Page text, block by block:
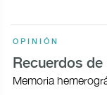
OPINIÓN
Recuerdos
Memoria